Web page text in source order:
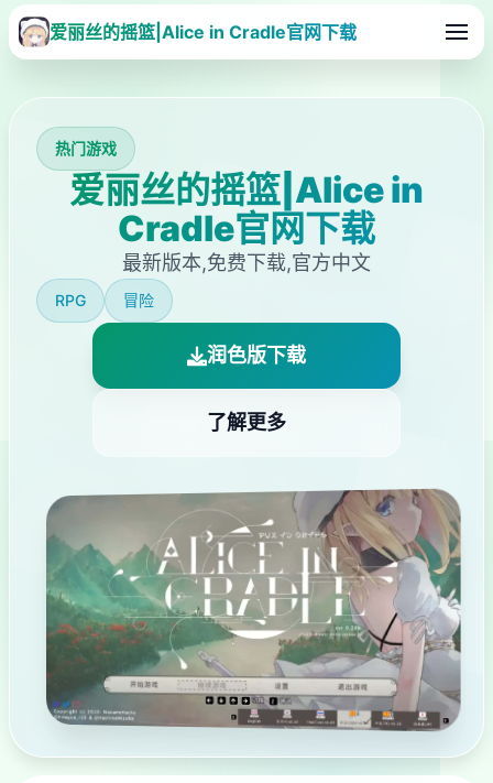
爱丽丝的摇篮|Alice in Cradle官网下载
热门游戏
爱丽丝的摇篮|Alice in
Cradle官网下载
最新版本,免费下载,官方中文
RPG 冒险
润色版下载
了解更多